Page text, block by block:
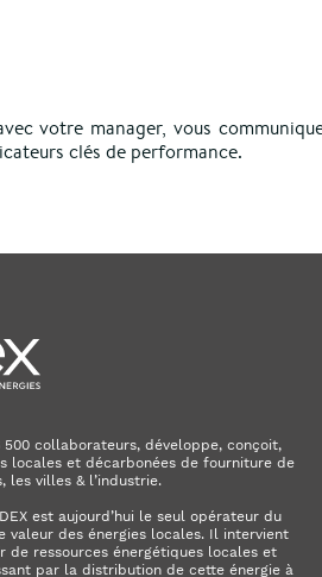
votre manager, vous
clés de performance.
500 collaborateurs, développe, conçoit,
locales et décarbonées de fourniture de
villes & l’industrie.
est aujourd’hui le seul opérateur du
valeur des énergies locales. Il intervient
de ressources énergétiques locales et
par la distribution de cette énergie à